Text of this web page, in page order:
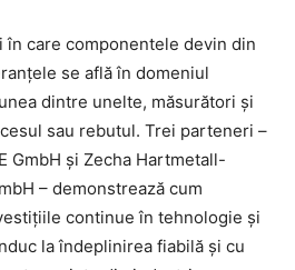
care componentele devin din
se află în domeniul
dintre unelte, măsurători și
sau rebutul. Trei parteneri –
GmbH și Zecha Hartmetall-
– demonstrează cum
continue în tehnologie și
la îndeplinirea fiabilă și cu